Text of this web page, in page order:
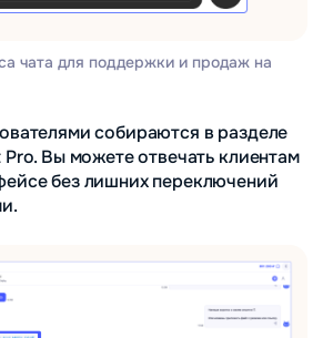
чата для поддержки и продаж на
собираются в разделе
Вы можете отвечать клиентам
без лишних переключений